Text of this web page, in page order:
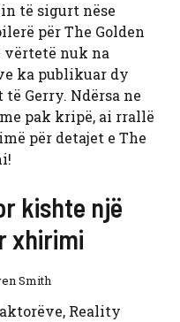
të sigurt nëse
për The Golden
vërtetë nuk na
ka publikuar dy
Gerry. Ndërsa ne
pak kripë, ai rrallë
për detajet e The
kishte një
xhirimi
Smith
Reality